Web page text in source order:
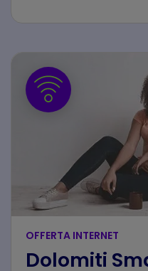
OFFERTA INTERNET
Dolomiti